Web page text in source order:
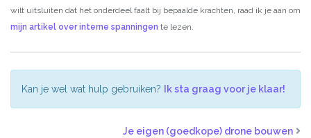
wilt uitsluiten dat het onderdeel faalt bij bepaalde krachten, raad ik je aan om
mijn artikel over interne spanningen te lezen.
Kan je wel wat hulp gebruiken? Ik sta graag voor je klaar!
Je eigen (goedkope) drone bouwen